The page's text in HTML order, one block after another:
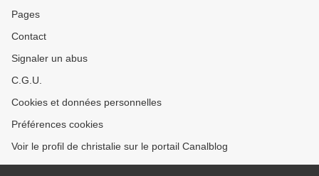
Pages
Contact
Signaler un abus
C.G.U.
Cookies et données personnelles
Préférences cookies
Voir le profil de christalie sur le portail Canalblog